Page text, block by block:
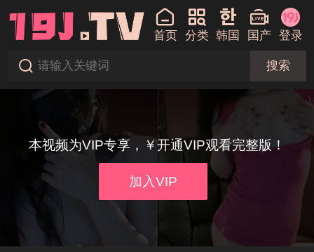
首页 分类 韩国 国产 登录
搜索
本视频为VIP专享，￥开通VIP观看完整版！
加入VIP